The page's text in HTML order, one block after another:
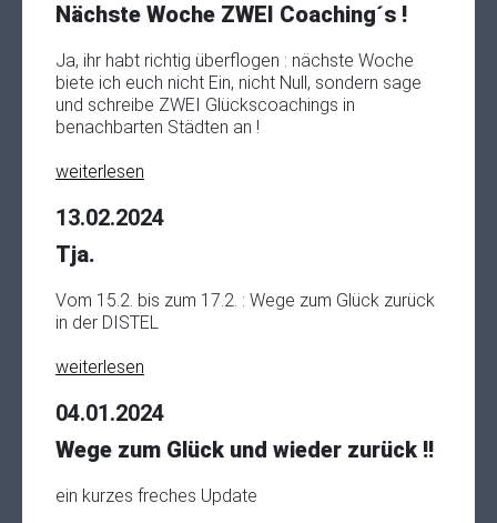
Nächste Woche ZWEI Coaching´s !
Ja, ihr habt richtig überflogen : nächste Woche
biete ich euch nicht Ein, nicht Null, sondern sage
und schreibe ZWEI Glückscoachings in
benachbarten Städten an !
weiterlesen
13.02.2024
Tja.
Vom 15.2. bis zum 17.2. : Wege zum Glück zurück
in der DISTEL
weiterlesen
04.01.2024
Wege zum Glück und wieder zurück !!
ein kurzes freches Update